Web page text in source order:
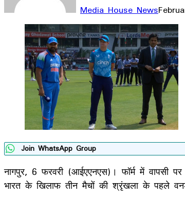
Media House News
Facebook
LinkedIn
WhatsApp
Telegram
Join WhatsApp Group
नागपुर, 6 फरवरी (आईएएनएस)। फॉर्म में वापसी
भारत के खिलाफ तीन मैचों की श्रृंखला के पहले